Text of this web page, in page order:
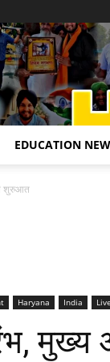
EDUCATION
शुरुआत
Haryana India Live
मुख्य